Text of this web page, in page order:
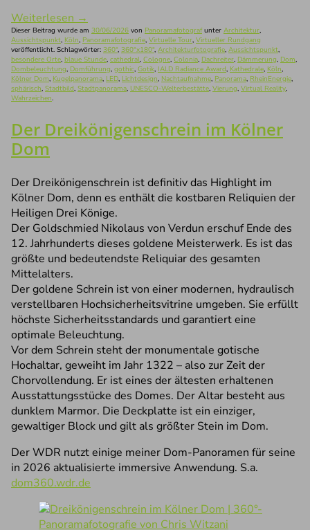
Weiterlesen →
Dieser Beitrag wurde am 30/06/2026 von Panoramafotografunter Architektur,
Aussichtspunkt, Köln, Panoramafotografie, Virtuelle Tour, Virtueller Rundgang
veröffentlicht. Schlagwörter: 360°, 360°x180°, Architekturfotografie, Aussichtspunkt,
besondere Orte, blaue Stunde, cathedral, Cologne, Colonia, Dachreiter, Dämmerung, Dom,
Dombeleuchtung, Domführung, gothic, Gotik, IALD Radiance Award, Kathedrale, Köln,
Kölner Dom, Kugelpanorama, LED, Lichtdesign, Nachtaufnahme, Panorama, RheinEnergie,
sphärisch, Stadtbild, Stadtpanorama, UNESCO-Welterbestätte, Vierung, Virtual Reality,
Wahrzeichen.
Der Dreikönigenschrein im Kölner
Dom
Der Dreikönigenschrein ist definitiv das Highlight im
Kölner Dom, denn es enthält die kostbaren Reliquien der
Heiligen Drei Könige.
Der Goldschmied Nikolaus von Verdun erschuf Ende des
12. Jahrhunderts dieses goldene Meisterwerk. Es ist das
größte und bedeutendste Reliquiar des gesamten
Mittelalters.
Der goldene Schrein ist von einer modernen, hydraulisch
verstellbaren Hochsicherheitsvitrine umgeben. Sie erfüllt
höchste Sicherheitsstandards und garantiert eine
optimale Beleuchtung.
Vor dem Schrein steht der monumentale gotische
Hochaltar, geweiht im Jahr 1322 – also zur Zeit der
Chorvollendung. Er ist eines der ältesten erhaltenen
Ausstattungsstücke des Domes. Der Altar besteht aus
dunklem Marmor. Die Deckplatte ist ein einziger,
gewaltiger Block und gilt als größter Stein im Dom.
Der WDR nutzt einige meiner Dom-Panoramen für seine
in 2026 aktualisierte immersive Anwendung. S.a.
dom360.wdr.de